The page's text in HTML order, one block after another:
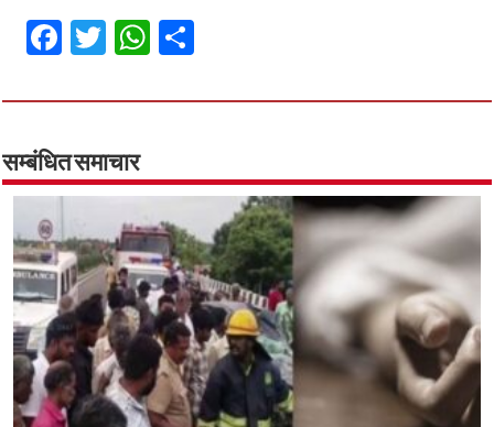
Fa
ce
b
o
o
k
T
wi
tt
er
W
h
at
p
p
ar
सम्बंधित समाचार